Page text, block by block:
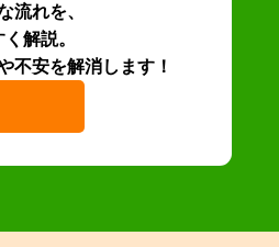
流れを、
解説。
不安を解消します！